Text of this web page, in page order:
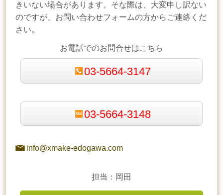
きいない場合があります。そな際は、大変申し訳ない
のですが、お問い合わせフォームの方からご連絡くだ
さい。
お電話でのお問合せはこちら
03-5664-3147
03-5664-3148
info@xmake-edogawa.com
担当：岡田